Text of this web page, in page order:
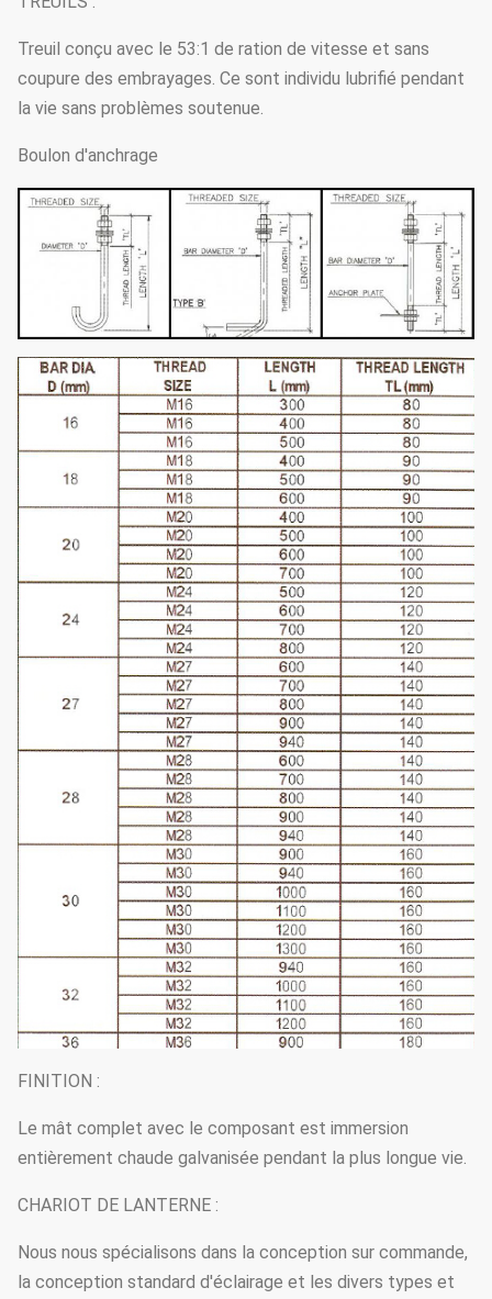
Treuil conçu avec le 53:1 de ration de vitesse et sans
coupure des embrayages. Ce sont individu lubrifié pendant
la vie sans problèmes soutenue.
Boulon d'anchrage
FINITION :
Le mât complet avec le composant est immersion
entièrement chaude galvanisée pendant la plus longue vie.
CHARIOT DE LANTERNE :
Nous nous spécialisons dans la conception sur commande,
la conception standard d'éclairage et les divers types et